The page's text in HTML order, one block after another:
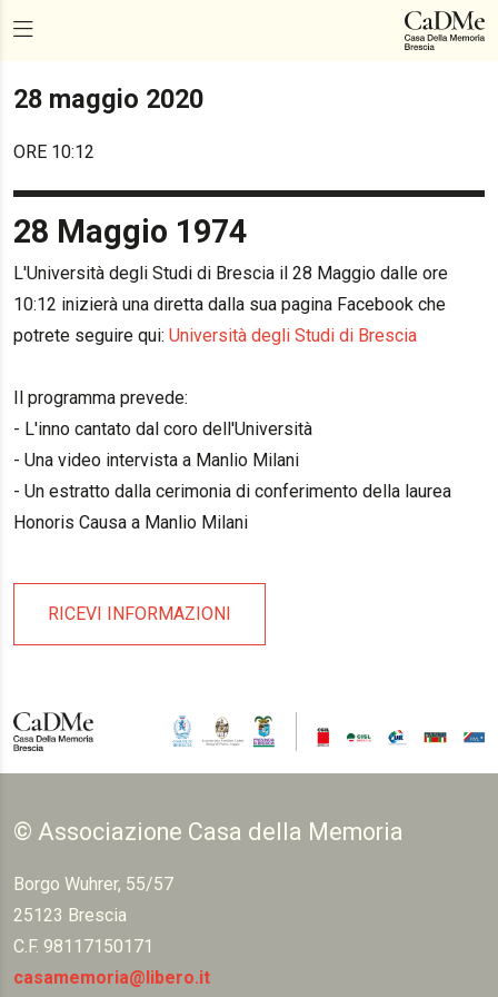
28 maggio 2020
ORE 10:12
28 Maggio 1974
L'Università degli Studi di Brescia il 28 Maggio dalle ore
10:12 inizierà una diretta dalla sua pagina Facebook che
potrete seguire qui: Università degli Studi di Brescia
Il programma prevede:
- L'inno cantato dal coro dell'Università
- Una video intervista a Manlio Milani
- Un estratto dalla cerimonia di conferimento della laurea
Honoris Causa a Manlio Milani
RICEVI INFORMAZIONI
© Associazione Casa della Memoria
Borgo Wuhrer, 55/57
25123 Brescia
C.F. 98117150171
casamemoria@libero.it